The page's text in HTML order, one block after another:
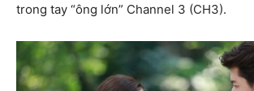
trong tay “ông lớn” Channel 3 (CH3).